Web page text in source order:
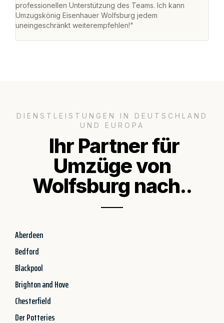
professionellen Unterstützung des Teams. Ich kann
Umzugskönig Eisenhauer Wolfsburg jedem
uneingeschränkt weiterempfehlen!"
DIENSTLEISTUNGEN IN DEUTSCHLAND
UND EUROPA
Ihr Partner für
Umzüge von
Wolfsburg nach..
Aberdeen
Bedford
Blackpool
Brighton and Hove
Chesterfield
Der Potteries